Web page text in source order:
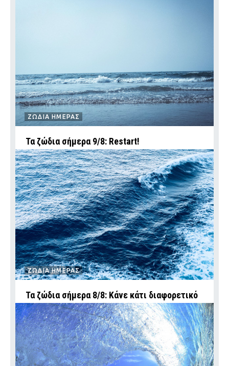
ΖΩΔΙΑ ΗΜΕΡΑΣ
Τα ζώδια σήμερα 9/8: Restart!
ΖΩΔΙΑ ΗΜΕΡΑΣ
Τα ζώδια σήμερα 8/8: Κάνε κάτι διαφορετικό